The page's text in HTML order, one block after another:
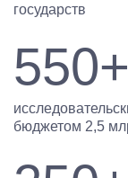
государств
550+
бюджетом 2,5